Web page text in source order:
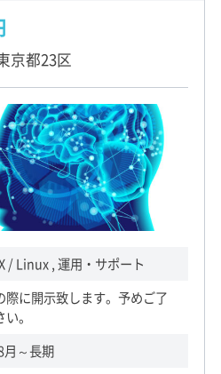
京都23区
/ Linux , 運用・サポート
際に開示致します。予めご了
。
～長期